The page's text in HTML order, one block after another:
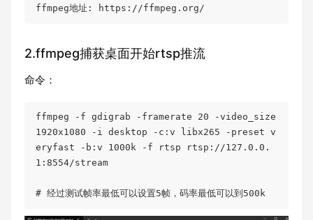
ffmpeg地址: https://ffmpeg.org/
2.ffmpeg捕获桌面开始rtsp推流
命令：
ffmpeg -f gdigrab -framerate 20 -video_size
1920x1080 -i desktop -c:v libx265 -preset v
eryfast -b:v 1000k -f rtsp rtsp://127.0.0.
1:8554/stream
# 经过测试帧率最低可以设置5帧，码率最低可以到500k